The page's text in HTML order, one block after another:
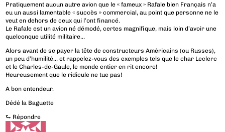
Pratiquement aucun autre avion que le « fameux » Rafale bien Français n’a
eu un aussi lamentable « succès » commercial, au point que personne ne le
veut en dehors de ceux qui l’ont financé.
Le Rafale est un avion né démodé, certes magnifique, mais loin d’avoir une
quelconque utilité militaire…
Alors avant de se payer la tête de constructeurs Américains (ou Russes),
un peu d’humilité… et rappelez-vous des exemples tels que le char Leclerc
et le Charles-de-Gaule, le monde entier en rit encore!
Heureusement que le ridicule ne tue pas!
A bon entendeur.
Dédé la Baguette
⮑ Répondre